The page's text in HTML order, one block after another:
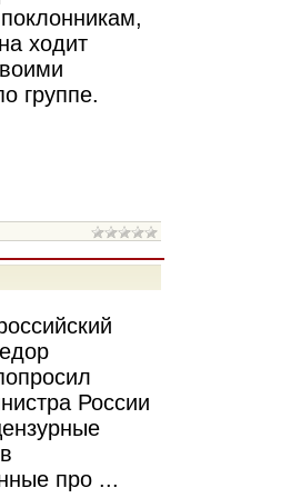
ходит
группе.
России
про ...